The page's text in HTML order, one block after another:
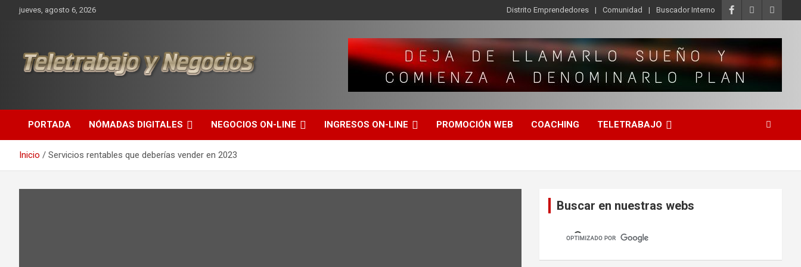
Saltarjueves, agosto 6, 2026 Distrito Emprendedores Comunidad Buscador Interno
PORTADA NÓMADAS DIGITALES NEGOCIOS ON-LINE INGRESOS ON-LINE PROMOCIÓN WEB COACHING TELETRABAJO
Inicio Servicios rentables que deberías vender en 2023
Buscar en nuestras webs